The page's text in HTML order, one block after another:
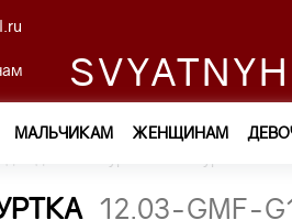
SVYATNYH
МАЛЬЧИКАМ ЖЕНЩИНАМ
12.03-GMF-